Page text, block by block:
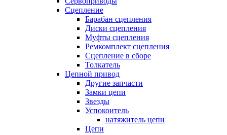
Сцепление
Барабан сцепления
Диски сцепления
Муфты сцепления
Ремкомплект сцепления
Сцепление в сборе
Толкатель
Цепной привод
Другие запчасти
Замки цепи
Звезды
Успокоитель
натяжитель цепи
Цепи